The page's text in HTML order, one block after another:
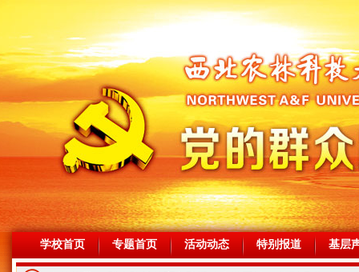
学校首页 专题首页 活动动态 特别报道 基层